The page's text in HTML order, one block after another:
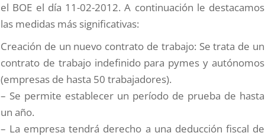
el BOE el día 11-02-2012. A continuación le destacamos
las medidas más significativas:
Creación de un nuevo contrato de trabajo: Se trata de un
contrato de trabajo indefinido para pymes y autónomos
(empresas de hasta 50 trabajadores).
– Se permite establecer un período de prueba de hasta
un año.
– La empresa tendrá derecho a una deducción fiscal de